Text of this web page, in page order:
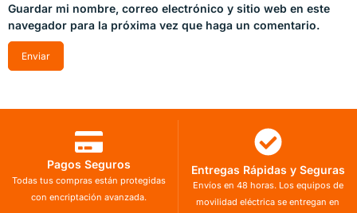
Guardar mi nombre, correo electrónico y sitio web en este
navegador para la próxima vez que haga un comentario.
Pagos Seguros
Todas tus compras están protegidas
con encriptación avanzada.
Entregas Rápidas y Seguras
Envíos en 48 horas. Los equipos de
movilidad eléctrica se entregan en